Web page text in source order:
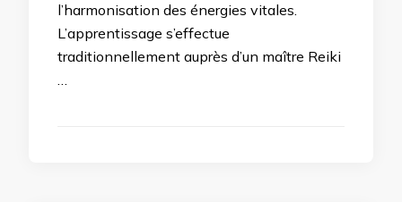
l’harmonisation des énergies vitales.
L’apprentissage s’effectue
traditionnellement auprès d’un maître Reiki
…